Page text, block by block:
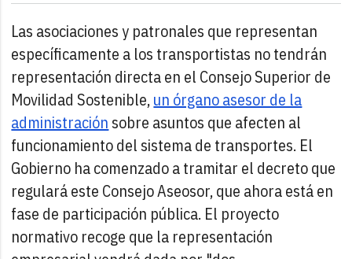
Las asociaciones y patronales que representan
específicamente a los transportistas no tendrán
representación directa en el Consejo Superior de
Movilidad Sostenible,un órgano asesor de la
administración sobre asuntos que afecten al
funcionamiento del sistema de transportes. El
Gobierno ha comenzado a tramitar el decreto que
regulará este Consejo Aseosor, que ahora está en
fase de participación pública. El proyecto
normativo recoge que la representación